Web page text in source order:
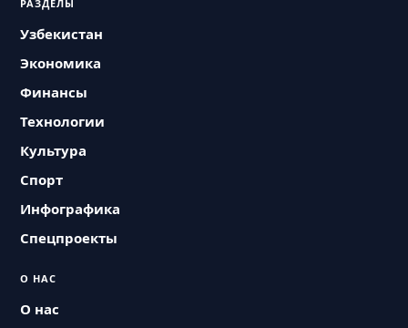
РАЗДЕЛЫ
Узбекистан
Экономика
Финансы
Технологии
Культура
Спорт
Инфографика
Спецпроекты
О НАС
О нас